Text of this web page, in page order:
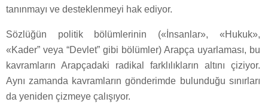
tanınmayı ve desteklenmeyi hak ediyor.
Sözlüğün politik bölümlerinin («İnsanlar», «Hukuk»,
«Kader” veya “Devlet” gibi bölümler) Arapça uyarlaması, bu
kavramların Arapçadaki radikal farklılıkların altını çiziyor.
Aynı zamanda kavramların gönderimde bulunduğu sınırları
da yeniden çizmeye çalışıyor.